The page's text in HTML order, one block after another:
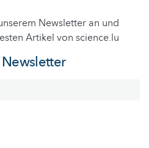
Newsletter an und
Artikel von science.lu